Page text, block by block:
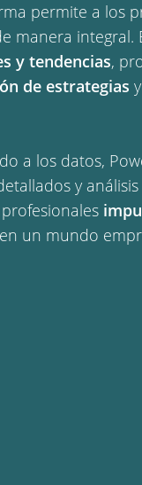
permite a los
manera integral.
y tendencias,
de estrategias
a los datos,
y
en un mundo